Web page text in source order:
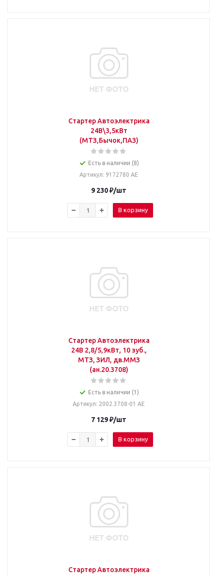
Стартер Автоэлектрика
24В\3,5кВт
(МТЗ,Бычок,ПАЗ)
Есть в наличии (8)
Артикул: 9172780 АЕ
9 230₽/шт
В корзину
Стартер Автоэлектрика
24В 2,8/5,9кВт, 10 зуб.,
МТЗ, ЗИЛ, дв.ММЗ
(ан.20.3708)
Есть в наличии (1)
Артикул: 2002.3708-01 АЕ
7 129₽/шт
В корзину
Стартер Автоэлектрика